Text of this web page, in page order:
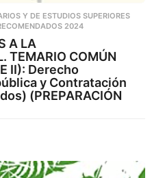
Y DE ESTUDIOS SUPERIORES
2024
A LA
TEMARIO COMÚN
II): Derecho
y Contratación
(PREPARACIÓN